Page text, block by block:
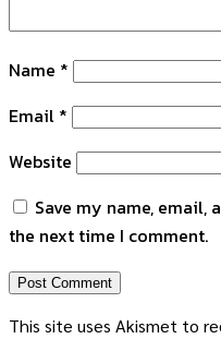
Name *
Email *
Website
Save my name, email,
the next time I comment.
This site uses Akismet to